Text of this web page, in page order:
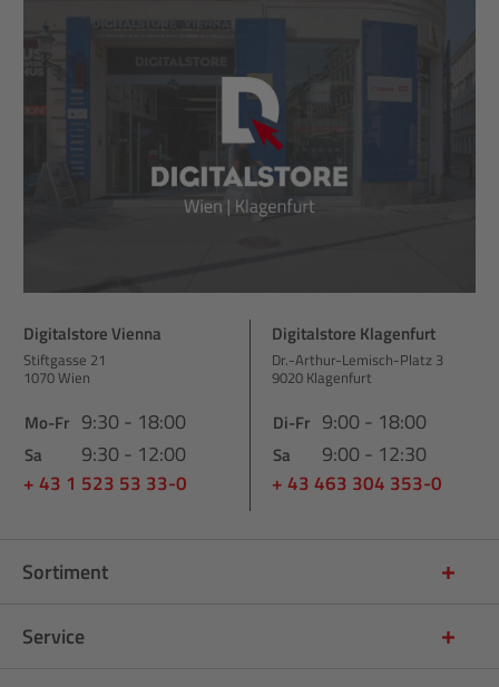
Digitalstore Vienna
Stiftgasse 21
1070 Wien
Mo-Fr 9:30 - 18:00
Sa 9:30 - 12:00
+ 43 1 523 53 33-0
Digitalstore Klagenfurt
Dr.-Arthur-Lemisch-Platz 3
9020 Klagenfurt
Di-Fr 9:00 - 18:00
Sa 9:00 - 12:30
+ 43 463 304 353-0
Sortiment
Service